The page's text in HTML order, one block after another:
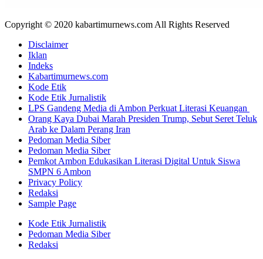
Copyright © 2020 kabartimurnews.com All Rights Reserved
Disclaimer
Iklan
Indeks
Kabartimurnews.com
Kode Etik
Kode Etik Jurnalistik
LPS Gandeng Media di Ambon Perkuat Literasi Keuangan
Orang Kaya Dubai Marah Presiden Trump, Sebut Seret Teluk
Arab ke Dalam Perang Iran
Pedoman Media Siber
Pedoman Media Siber
Pemkot Ambon Edukasikan Literasi Digital Untuk Siswa
SMPN 6 Ambon
Privacy Policy
Redaksi
Sample Page
Kode Etik Jurnalistik
Pedoman Media Siber
Redaksi